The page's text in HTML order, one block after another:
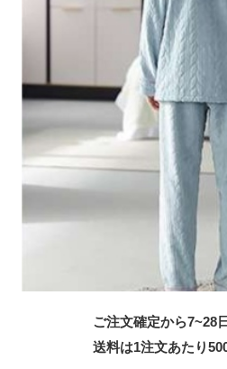
ご注文確定から7~28
送料は1注文あたり